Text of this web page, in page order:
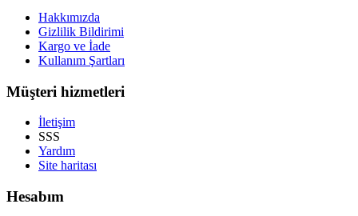
Hakkımızda
Gizlilik Bildirimi
Kargo ve İade
Kullanım Şartları
Müşteri hizmetleri
İletişim
SSS
Yardım
Site haritası
Hesabım